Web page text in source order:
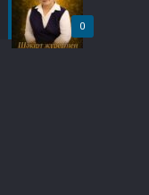
0